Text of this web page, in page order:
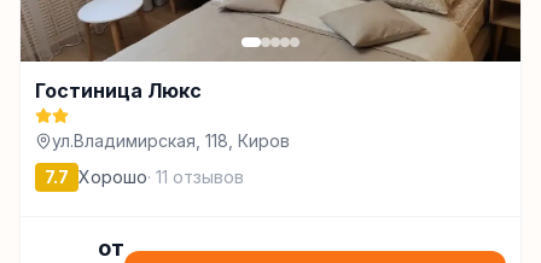
Гостиница Люкс
ул.Владимирская, 118, Киров
7.7 Хорошо· 11 отзывов
от